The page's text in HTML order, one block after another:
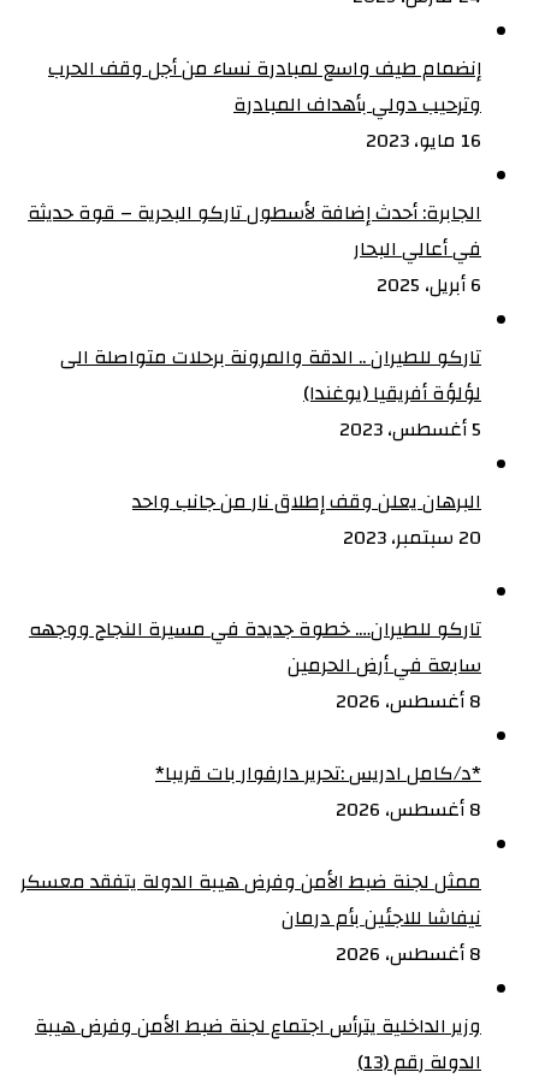
إنضمام طيف واسع لمبادرة نساء من أجل وقف الحرب
وترحيب دولي بأهداف المبادرة
16 مايو، 2023
الجابرة: أحدث إضافة لأسطول تاركو البحرية – قوة حديثة
في أعالي البحار
6 أبريل، 2025
تاركو للطيران .. الدقة والمرونة برحلات متواصلة الى
لؤلؤة أفريقيا (يوغندا)
5 أغسطس، 2023
البرهان يعلن وقف إطلاق نار من جانب واحد
20 سبتمبر، 2023
تاركو للطيران…. خطوة جديدة في مسيرة النجاح ووجهه
سابعة في أرض الحرمين
8 أغسطس، 2026
‏*د/كامل ادريس :تحرير دارفوار بات قريبا*
8 أغسطس، 2026
ممثل لجنة ضبط الأمن وفرض هيبة الدولة يتفقد معسكر
نيفاشا للاجئين بأم درمان
8 أغسطس، 2026
وزير الداخلية يترأس اجتماع لجنة ضبط الأمن وفرض هيبة
الدولة رقم (13)